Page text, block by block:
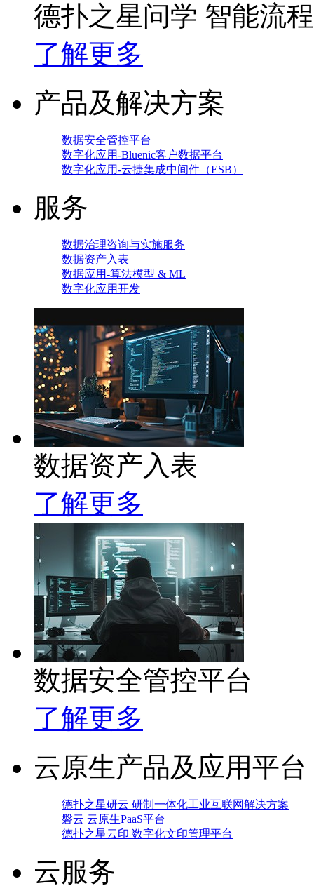
德扑之星问学 智能流
了解更多
产品及解决方案
数据安全管控平台
数字化应用-Bluenic客户数据平台
数字化应用-云捷集成中间件（ESB）
服务
数据治理咨询与实施服务
数据资产入表
数据应用-算法模型 & ML
数字化应用开发
数据资产入表
了解更多
数据安全管控平台
了解更多
云原生产品及应用平台
德扑之星研云 研制一体化工业互联网解决方案
磐云 云原生PaaS平台
德扑之星云印 数字化文印管理平台
云服务